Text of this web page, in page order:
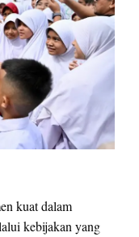
kuat dalam
kebijakan yang